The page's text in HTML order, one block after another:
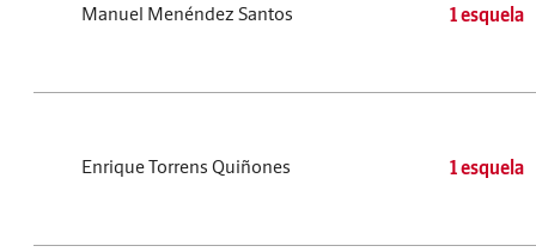
Manuel Menéndez Santos 1 esquela
Enrique Torrens Quiñones 1 esquela